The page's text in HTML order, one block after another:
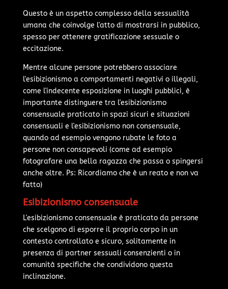
Questo è un aspetto complesso della sessualità
umana che coinvolge l'atto di mostrarsi in pubblico,
spesso per ottenere gratificazione sessuale o
eccitazione.
Mentre alcune persone potrebbero associare
l'esibizionismo a comportamenti negativi o illegali,
come l'indecente esposizione in luoghi pubblici, è
importante distinguere tra l'esibizionismo
consensuale praticato in spazi sicuri e situazioni
consensuali e l'esibizionismo non consensuale,
quando ad esempio vengono rubate le foto a
persone non consapevoli (come ad esempio
fotografare una bella ragazza che passa o spingersi
anche oltre. Ps: Ricordiamo che è un reato e non va
fatto)
Esibizionismo consensuale
L'esibizionismo consensuale è praticato da persone
che scelgono di esporre il proprio corpo in un
contesto controllato e sicuro, solitamente in
presenza di partner sessuali consenzienti o in
comunità specifiche che condividono questa
inclinazione.